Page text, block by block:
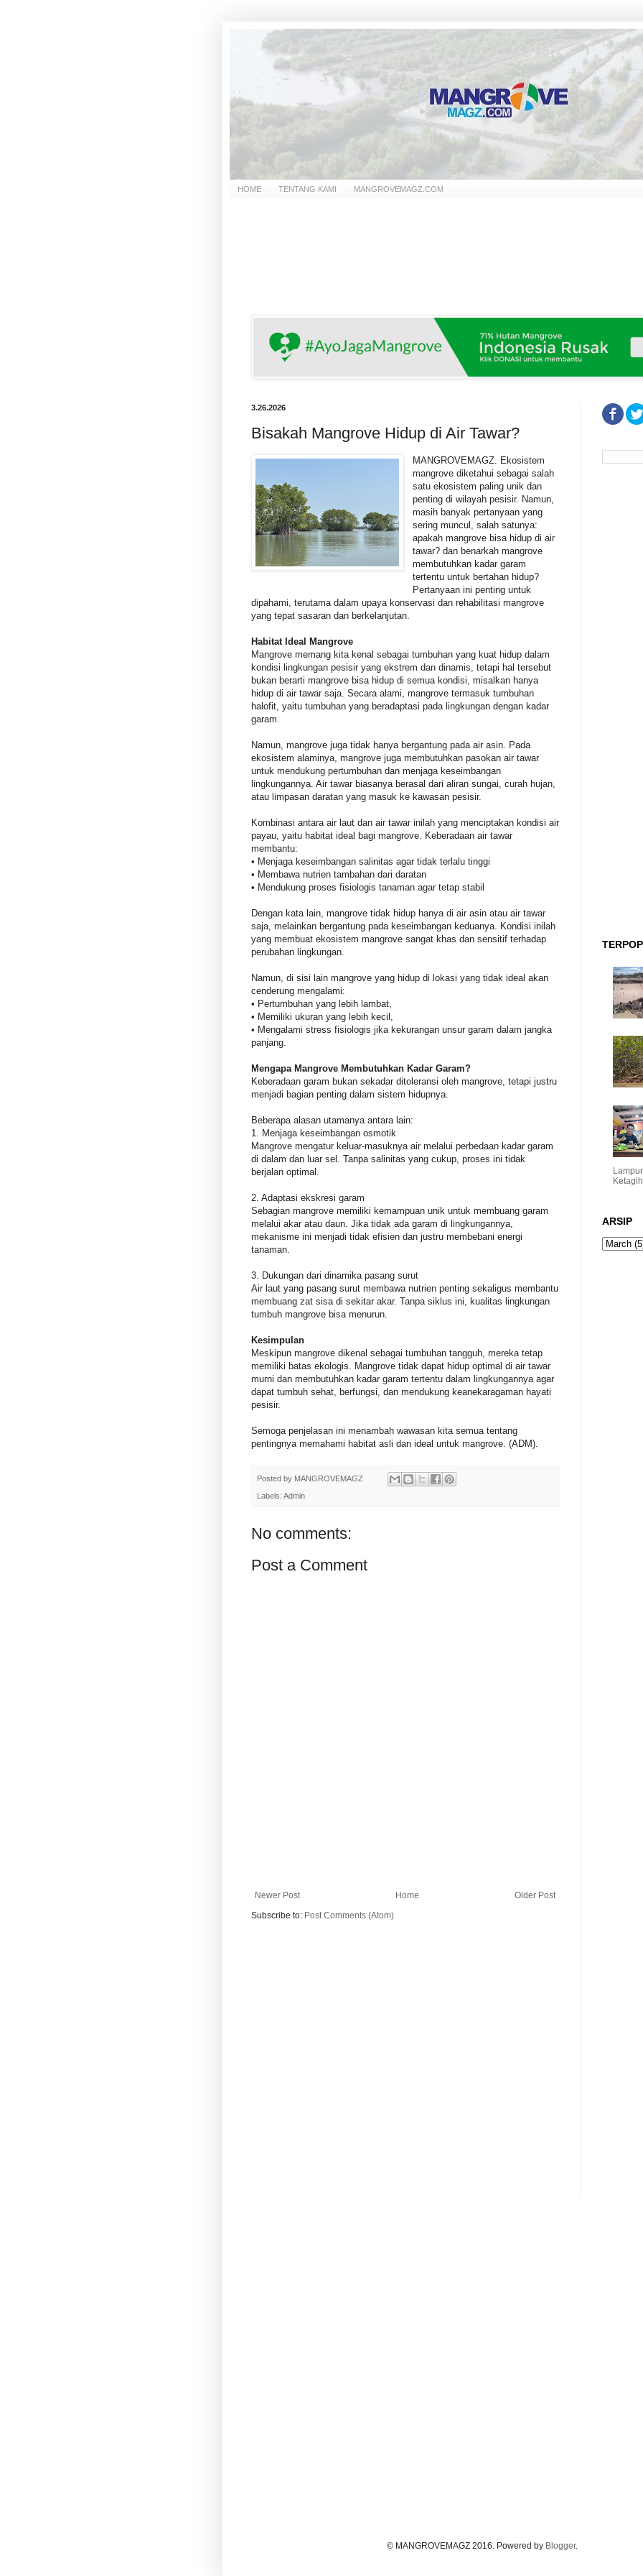
HOME TENTANG KAMI MANGROVEMAGZ.COM
3.26.2026
Bisakah Mangrove Hidup di Air Tawar?
MANGROVEMAGZ. Ekosistem
mangrove diketahui sebagai salah
satu ekosistem paling unik dan
penting di wilayah pesisir. Namun,
masih banyak pertanyaan yang
sering muncul, salah satunya:
apakah mangrove bisa hidup di air
tawar? dan benarkah mangrove
membutuhkan kadar garam
tertentu untuk bertahan hidup?
Pertanyaan ini penting untuk
dipahami, terutama dalam upaya konservasi dan rehabilitasi mangrove
yang tepat sasaran dan berkelanjutan.
Habitat Ideal Mangrove
Mangrove memang kita kenal sebagai tumbuhan yang kuat hidup dalam
kondisi lingkungan pesisir yang ekstrem dan dinamis, tetapi hal tersebut
bukan berarti mangrove bisa hidup di semua kondisi, misalkan hanya
hidup di air tawar saja. Secara alami, mangrove termasuk tumbuhan
halofit, yaitu tumbuhan yang beradaptasi pada lingkungan dengan kadar
garam.
Namun, mangrove juga tidak hanya bergantung pada air asin. Pada
ekosistem alaminya, mangrove juga membutuhkan pasokan air tawar
untuk mendukung pertumbuhan dan menjaga keseimbangan
lingkungannya. Air tawar biasanya berasal dari aliran sungai, curah hujan,
atau limpasan daratan yang masuk ke kawasan pesisir.
Kombinasi antara air laut dan air tawar inilah yang menciptakan kondisi air
payau, yaitu habitat ideal bagi mangrove. Keberadaan air tawar
membantu:
• Menjaga keseimbangan salinitas agar tidak terlalu tinggi
• Membawa nutrien tambahan dari daratan
• Mendukung proses fisiologis tanaman agar tetap stabil
Dengan kata lain, mangrove tidak hidup hanya di air asin atau air tawar
saja, melainkan bergantung pada keseimbangan keduanya. Kondisi inilah
yang membuat ekosistem mangrove sangat khas dan sensitif terhadap
perubahan lingkungan.
Namun, di sisi lain mangrove yang hidup di lokasi yang tidak ideal akan
cenderung mengalami:
• Pertumbuhan yang lebih lambat,
• Memiliki ukuran yang lebih kecil,
• Mengalami stress fisiologis jika kekurangan unsur garam dalam jangka
panjang.
Mengapa Mangrove Membutuhkan Kadar Garam?
Keberadaan garam bukan sekadar ditoleransi oleh mangrove, tetapi justru
menjadi bagian penting dalam sistem hidupnya.
Beberapa alasan utamanya antara lain:
1. Menjaga keseimbangan osmotik
Mangrove mengatur keluar-masuknya air melalui perbedaan kadar garam
di dalam dan luar sel. Tanpa salinitas yang cukup, proses ini tidak
berjalan optimal.
2. Adaptasi ekskresi garam
Sebagian mangrove memiliki kemampuan unik untuk membuang garam
melalui akar atau daun. Jika tidak ada garam di lingkungannya,
mekanisme ini menjadi tidak efisien dan justru membebani energi
tanaman.
3. Dukungan dari dinamika pasang surut
Air laut yang pasang surut membawa nutrien penting sekaligus membantu
membuang zat sisa di sekitar akar. Tanpa siklus ini, kualitas lingkungan
tumbuh mangrove bisa menurun.
Kesimpulan
Meskipun mangrove dikenal sebagai tumbuhan tangguh, mereka tetap
memiliki batas ekologis. Mangrove tidak dapat hidup optimal di air tawar
murni dan membutuhkan kadar garam tertentu dalam lingkungannya agar
dapat tumbuh sehat, berfungsi, dan mendukung keanekaragaman hayati
pesisir.
Semoga penjelasan ini menambah wawasan kita semua tentang
pentingnya memahami habitat asli dan ideal untuk mangrove. (ADM).
Posted by MANGROVEMAGZ
Labels: Admin
No comments:
Post a Comment
Newer Post Older Post
Home
Subscribe to: Post Comments (Atom)
ARSIP
© MANGROVEMAGZ 2016. Powered by Blogger.